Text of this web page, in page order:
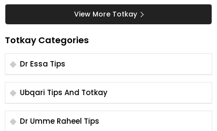
View More Totkay
Totkay Categories
Dr Essa Tips
Ubqari Tips And Totkay
Dr Umme Raheel Tips